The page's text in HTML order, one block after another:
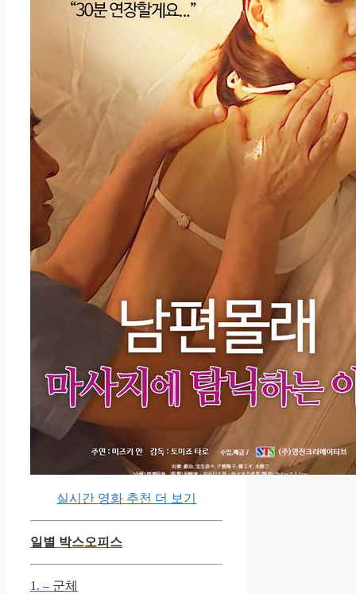
실시간 영화 추천 더 보기
일별 박스오피스
1. – 군체